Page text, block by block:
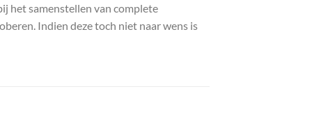
het samenstellen van complete
Indien deze toch niet naar wens is